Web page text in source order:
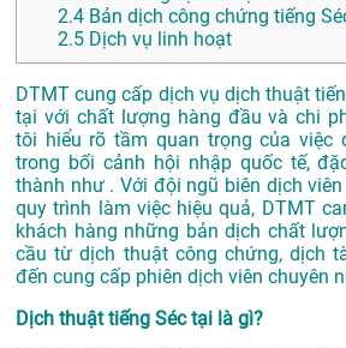
2.4 Bản dịch công chứng tiếng
2.5 Dịch vụ linh hoạt
DTMT cung cấp dịch vụ dịch thuật
tại với chất lượng hàng đầu và chi
tôi hiểu rõ tầm quan trọng của việc
trong bối cảnh hội nhập quốc tế,
thành như . Với đội ngũ biên dịch
quy trình làm việc hiệu quả, DTMT
khách hàng những bản dịch chất
cầu từ dịch thuật công chứng, dịch
đến cung cấp phiên dịch viên chuyên
Dịch thuật tiếng Séc tại là gì?